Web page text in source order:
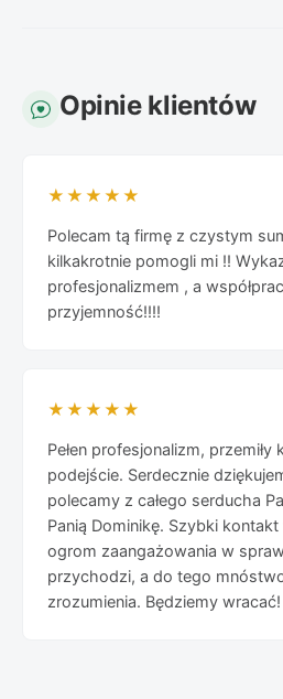
Opinie klientów
★★★★★
Polecam tą firmę z czystym
kilkakrotnie pomogli mi !!
profesjonalizmem , a
przyjemność!!!!
★★★★★
Pełen profesjonalizm,
podejście. Serdecznie
polecamy z całego serducha
Panią Dominikę. Szybki
ogrom zaangażowania w
przychodzi, a do tego
zrozumienia. Będziemy wracać!